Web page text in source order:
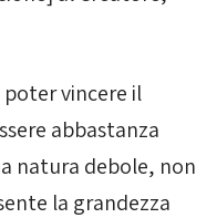
poter vincere il
abbastanza
natura debole, non
la grandezza